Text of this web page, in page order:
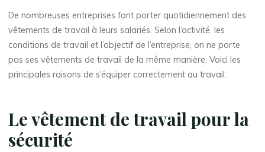
De nombreuses entreprises font porter quotidiennement des
vêtements de travail à leurs salariés. Selon l’activité, les
conditions de travail et l’objectif de l’entreprise, on ne porte
pas ses vêtements de travail de la même manière. Voici les
principales raisons de s’équiper correctement au travail.
Le vêtement de travail pour la
sécurité